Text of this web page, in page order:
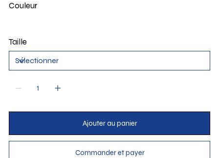
Couleur
Taille
Ajouter au panier
Commander et payer